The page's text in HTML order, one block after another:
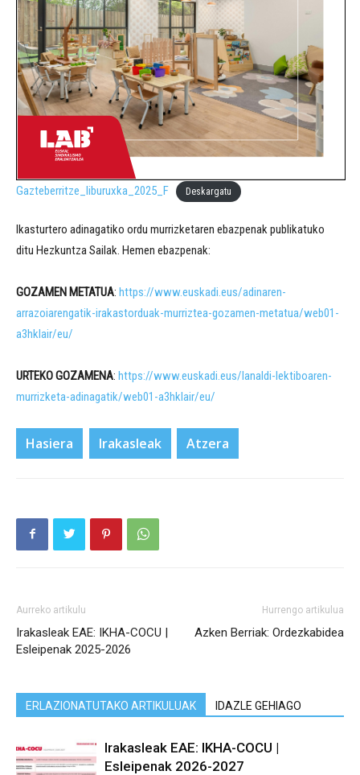
Gazteberritze_liburuxka_2025_F Deskargatu
Ikasturtero adinagatiko ordu murrizketaren ebazpenak publikatuko
ditu Hezkuntza Sailak. Hemen ebazpenak:
GOZAMEN METATUA: https://www.euskadi.eus/adinaren-
arrazoiarengatik-irakastorduak-murriztea-gozamen-metatua/web01-
a3hklair/eu/
URTEKO GOZAMENA: https://www.euskadi.eus/lanaldi-lektiboaren-
murrizketa-adinagatik/web01-a3hklair/eu/
Hasiera Irakasleak Atzera
Aurreko artikulu
Irakasleak EAE: IKHA-COCU |
Esleipenak 2025-2026
Hurrengo artikulua
Azken Berriak: Ordezkabidea
ERLAZIONATUTAKO ARTIKULUAK IDAZLE GEHIAGO
Irakasleak EAE: IKHA-COCU |
Esleipenak 2026-2027